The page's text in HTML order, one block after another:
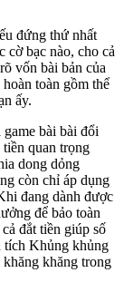
đứng thứ nhất
cờ bạc nào, cho cả
vốn bài bản của
toàn gồm thể
ấy.
bài bài đổi
quan trọng
dong dỏng
còn chỉ áp dụng
đang dành được
để bảo toàn
đắt tiền giúp số
tích Khủng khủng
khăng trong